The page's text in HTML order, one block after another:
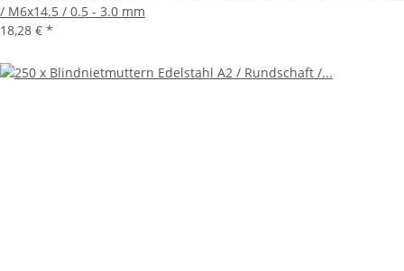
/ M6x14.5 / 0.5 - 3.0 mm
18,28 € *